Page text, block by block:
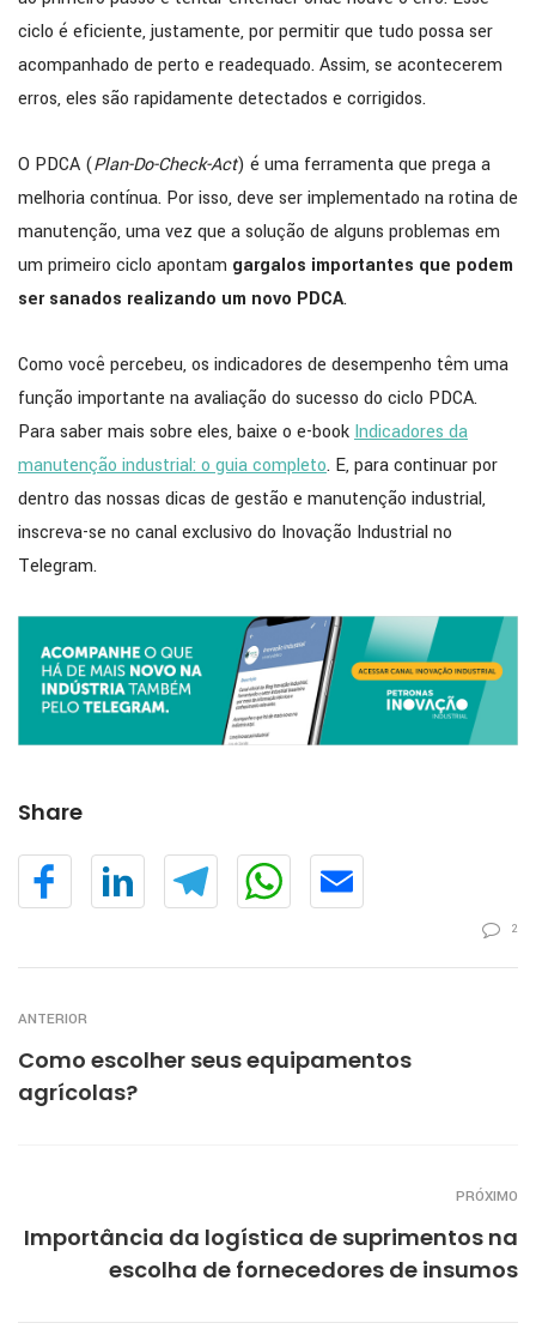
ciclo é eficiente, justamente, por permitir que tudo possa ser
acompanhado de perto e readequado. Assim, se acontecerem
erros, eles são rapidamente detectados e corrigidos.
O PDCA (Plan-Do-Check-Act) é uma ferramenta que prega a
melhoria contínua. Por isso, deve ser implementado na rotina de
manutenção, uma vez que a solução de alguns problemas em
um primeiro ciclo apontam gargalos importantes que podem
ser sanados realizando um novo PDCA.
Como você percebeu, os indicadores de desempenho têm uma
função importante na avaliação do sucesso do ciclo PDCA.
Para saber mais sobre eles, baixe o e-book Indicadores da
manutenção industrial: o guia completo. E, para continuar por
dentro das nossas dicas de gestão e manutenção industrial,
inscreva-se no canal exclusivo do Inovação Industrial no
Telegram.
Share
2
ANTERIOR
Como escolher seus equipamentos
agrícolas?
PRÓXIMO
Importância da logística de suprimentos na
escolha de fornecedores de insumos